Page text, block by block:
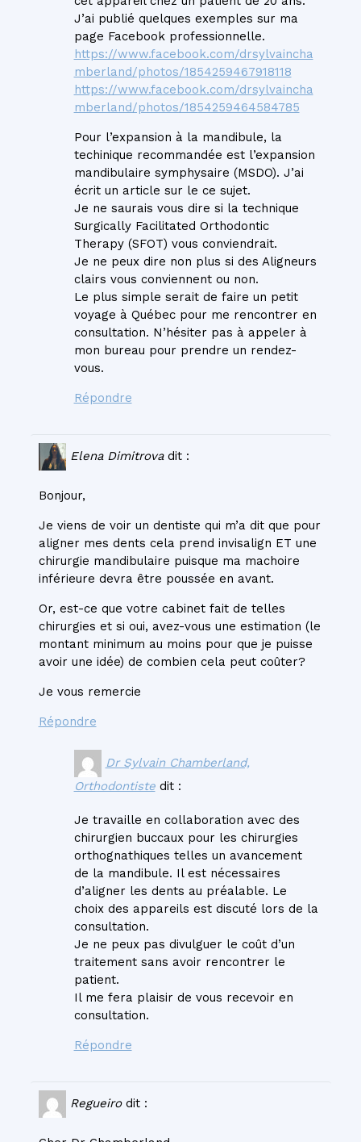
J’ai publié quelques exemples sur ma
page Facebook professionnelle.
https://www.facebook.com/drsylvaincha
mberland/photos/1854259467918118
https://www.facebook.com/drsylvaincha
mberland/photos/1854259464584785
Pour l’expansion à la mandibule, la
techinique recommandée est l’expansion
mandibulaire symphysaire (MSDO). J’ai
écrit un article sur le ce sujet.
Je ne saurais vous dire si la technique
Surgically Facilitated Orthodontic
Therapy (SFOT) vous conviendrait.
Je ne peux dire non plus si des Aligneurs
clairs vous conviennent ou non.
Le plus simple serait de faire un petit
voyage à Québec pour me rencontrer en
consultation. N’hésiter pas à appeler à
mon bureau pour prendre un rendez-
vous.
Répondre
Elena Dimitrova dit :
Bonjour,
Je viens de voir un dentiste qui m’a dit que pour
aligner mes dents cela prend invisalign ET une
chirurgie mandibulaire puisque ma machoire
inférieure devra être poussée en avant.
Or, est-ce que votre cabinet fait de telles
chirurgies et si oui, avez-vous une estimation (le
montant minimum au moins pour que je puisse
avoir une idée) de combien cela peut coûter?
Je vous remercie
Répondre
Dr Sylvain Chamberland,
Orthodontiste dit :
Je travaille en collaboration avec des
chirurgien buccaux pour les chirurgies
orthognathiques telles un avancement
de la mandibule. Il est nécessaires
d’aligner les dents au préalable. Le
choix des appareils est discuté lors de la
consultation.
Je ne peux pas divulguer le coût d’un
traitement sans avoir rencontrer le
patient.
Il me fera plaisir de vous recevoir en
consultation.
Répondre
Regueiro dit :